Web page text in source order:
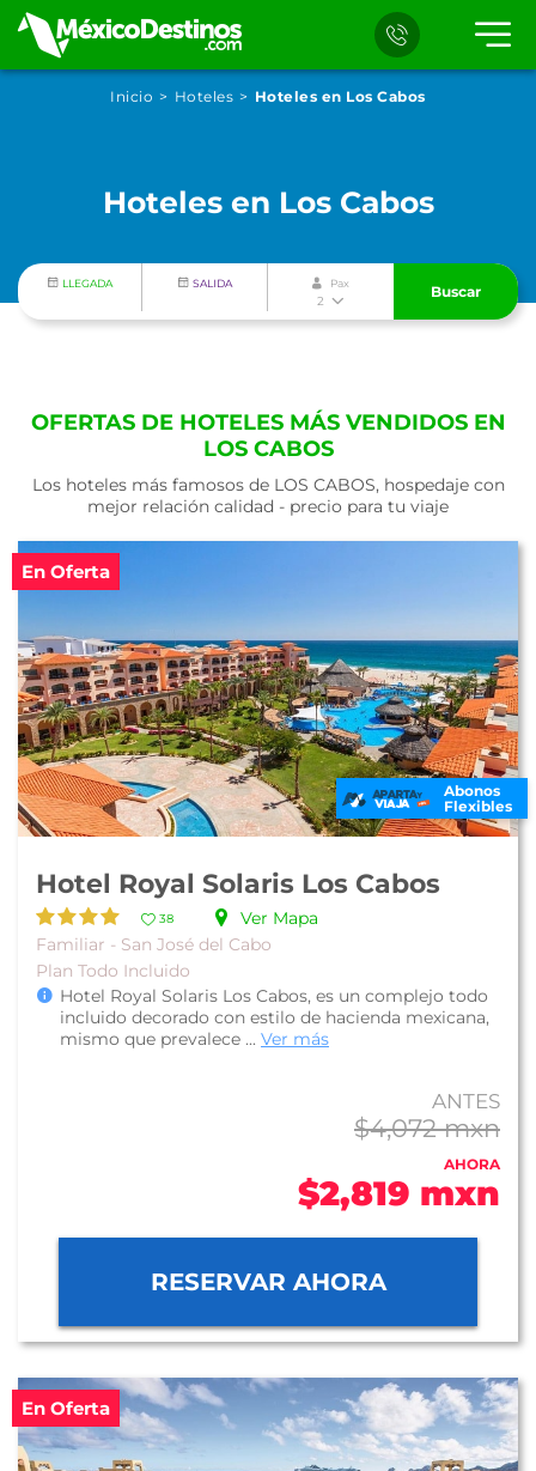
Inicio Hoteles Hoteles en Los Cabos
Hoteles en Los Cabos
LLEGADA SALIDA Pax
2
Buscar
OFERTAS DE HOTELES MÁS VENDIDOS EN
LOS CABOS
Los hoteles más famosos de LOS CABOS, hospedaje con
mejor relación calidad - precio para tu viaje
En Oferta
Abonos
Flexibles
Hotel Royal Solaris Los Cabos
38
Ver Mapa
Familiar - San José del Cabo
Plan Todo Incluido
Hotel Royal Solaris Los Cabos, es un complejo todo
incluido decorado con estilo de hacienda mexicana,
mismo que prevalece ... Ver más
ANTES
$4,072 mxn
AHORA
$2,819 mxn
RESERVAR AHORA
En Oferta